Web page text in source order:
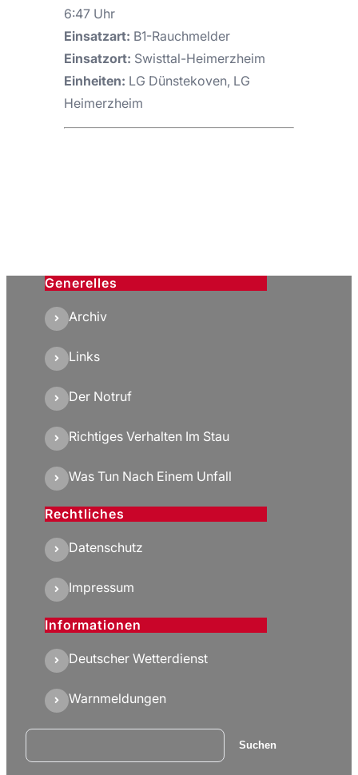
6:47 Uhr
Einsatzart: B1-Rauchmelder
Einsatzort: Swisttal-Heimerzheim
Einheiten: LG Dünstekoven, LG
Heimerzheim
Generelles
Archiv
Links
Der Notruf
Richtiges Verhalten Im Stau
Was Tun Nach Einem Unfall
Rechtliches
Datenschutz
Impressum
Informationen
Deutscher Wetterdienst
Warnmeldungen
Suchen Suchen